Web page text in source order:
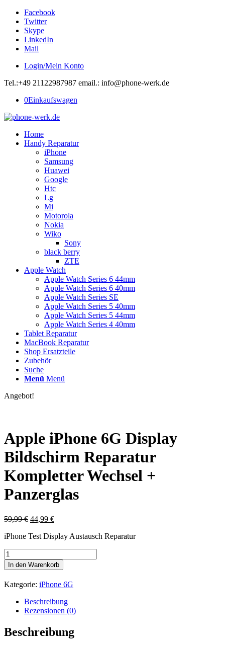
Facebook
Twitter
Skype
LinkedIn
Mail
Login/Mein Konto
Tel.:+49 21122987987 email.: info@phone-werk.de
0Einkaufswagen
Home
Handy Reparatur
iPhone
Samsung
Huawei
Google
Htc
Lg
Mi
Motorola
Nokia
Wiko
Sony
black berry
ZTE
Apple Watch
Apple Watch Series 6 44mm
Apple Watch Series 6 40mm
Apple Watch Series SE
Apple Watch Series 5 40mm
Apple Watch Series 5 44mm
Apple Watch Series 4 40mm
Tablet Reparatur
MacBook Reparatur
Shop Ersatzteile
Zubehör
Suche
Menü Menü
Angebot!
Apple iPhone 6G Display
Bildschirm Reparatur
Kompletter Wechsel +
Panzerglas
59,99€ Ursprünglicher
war:
44,99 €Aktueller
ist:
iPhone Test Display Austausch Reparatur
Apple
iPhone
6G
Display
Bildschirm
Reparatur
Kompletter
Wechsel
Panzerglas
In den Warenkorb
Kategorie: iPhone 6G
Beschreibung
Rezensionen (0)
Beschreibung